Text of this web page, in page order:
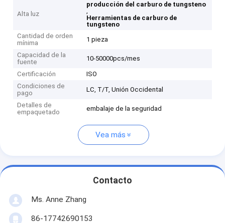
Alta luz
producción del carburo de tungsteno
,
Herramientas de carburo de
tungsteno
Cantidad de orden
mínima
1 pieza
Capacidad de la
fuente
10-50000pcs/mes
Certificación
ISO
Condiciones de
pago
LC, T/T, Unión Occidental
Detalles de
empaquetado
embalaje de la seguridad
Vea más
Contacto
Ms. Anne Zhang
86-17742690153